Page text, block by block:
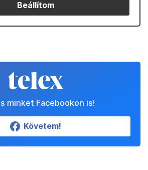
Beállítom
minket Facebookon is!
Követem!